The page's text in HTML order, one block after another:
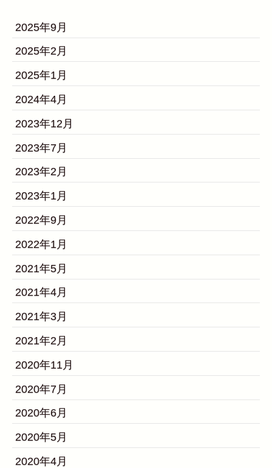
2025年9月
2025年2月
2025年1月
2024年4月
2023年12月
2023年7月
2023年2月
2023年1月
2022年9月
2022年1月
2021年5月
2021年4月
2021年3月
2021年2月
2020年11月
2020年7月
2020年6月
2020年5月
2020年4月